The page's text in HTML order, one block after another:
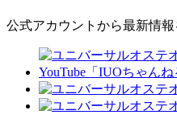
公式アカウントから最新情報